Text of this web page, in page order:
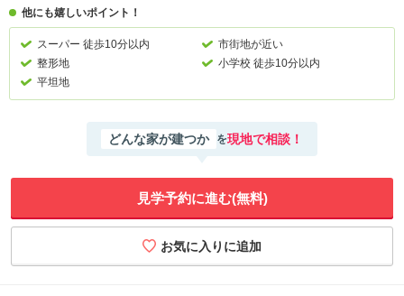
他にも嬉しいポイント！
スーパー 徒歩10分以内
市街地が近い
整形地
小学校 徒歩10分以内
平坦地
どんな家が建つか を現地で相談！
見学予約に進む(無料)